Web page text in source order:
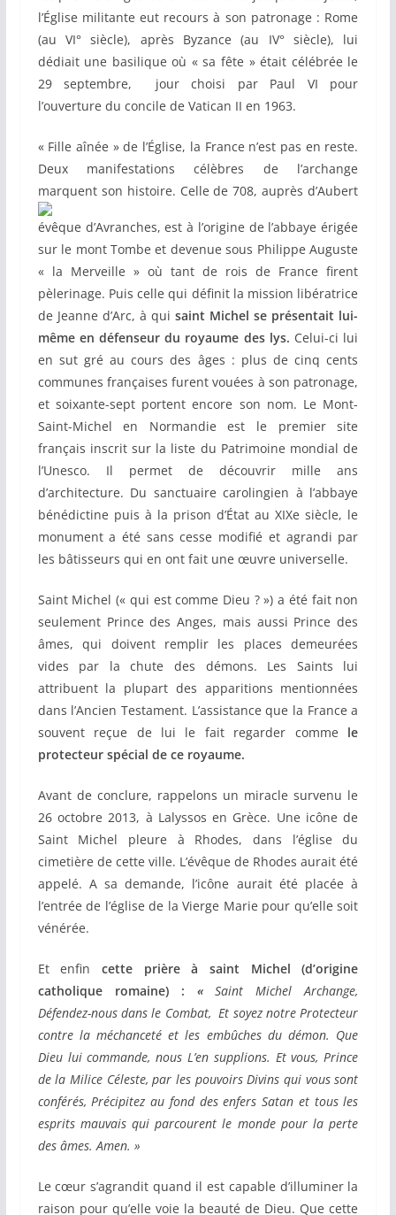
l’Église militante eut recours à son patronage : Rome
(au VI° siècle), après Byzance (au IV° siècle), lui
dédiait une basilique où « sa fête » était célébrée le
29 septembre, jour choisi par Paul VI pour
l’ouverture du concile de Vatican II en 1963.
« Fille aînée » de l’Église, la France n’est pas en reste.
Deux manifestations célèbres de l’archange
marquent son histoire. Celle de 708, auprès d’Aubert
évêque d’Avranches, est à l’origine de l’abbaye érigée
sur le mont Tombe et devenue sous Philippe Auguste
« la Merveille » où tant de rois de France firent
pèlerinage. Puis celle qui définit la mission libératrice
de Jeanne d’Arc, à quisaint Michel se présentait lui-
même en défenseur du royaume des lys. Celui-ci lui
en sut gré au cours des âges : plus de cinq cents
communes françaises furent vouées à son patronage,
et soixante-sept portent encore son nom. Le Mont-
Saint-Michel en Normandie est le premier site
français inscrit sur la liste du Patrimoine mondial de
l’Unesco. Il permet de découvrir mille ans
d’architecture. Du sanctuaire carolingien à l’abbaye
bénédictine puis à la prison d’État au XIXe siècle, le
monument a été sans cesse modifié et agrandi par
les bâtisseurs qui en ont fait une œuvre universelle.
Saint Michel (« qui est comme Dieu ? ») a été fait non
seulement Prince des Anges, mais aussi Prince des
âmes, qui doivent remplir les places demeurées
vides par la chute des démons. Les Saints lui
attribuent la plupart des apparitions mentionnées
dans l’Ancien Testament. L’assistance que la France a
souvent reçue de lui le fait regarder comme le
protecteur spécial de ce royaume.
Avant de conclure, rappelons un miracle survenu le
26 octobre 2013, à Lalyssos en Grèce. Une icône de
Saint Michel pleure à Rhodes, dans l’église du
cimetière de cette ville. L’évêque de Rhodes aurait été
appelé. A sa demande, l’icône aurait été placée à
l’entrée de l’église de la Vierge Marie pour qu’elle soit
vénérée.
Et enfin cette prière à saint Michel (d’origine
catholique romaine) : «Saint Michel Archange,
Défendez-nous dans le Combat, Et soyez notre Protecteur
contre la méchanceté et les embûches du démon. Que
Dieu lui commande, nous L’en supplions. Et vous, Prince
de la Milice Céleste, par les pouvoirs Divins qui vous sont
conférés, Précipitez au fond des enfers Satan et tous les
esprits mauvais qui parcourent le monde pour la perte
des âmes. Amen. »
Le cœur s’agrandit quand il est capable d’illuminer la
raison pour qu’elle voie la beauté de Dieu. Que cette